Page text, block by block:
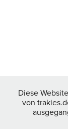
Diese
von